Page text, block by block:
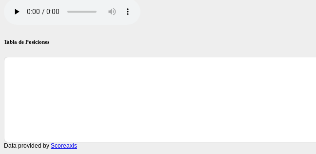
Tabla de Posiciones
Data provided by Scoreaxis